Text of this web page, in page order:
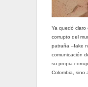
Ya quedó claro
corrupto del
patraña –fake
comunicación
su propia
Colombia, sino